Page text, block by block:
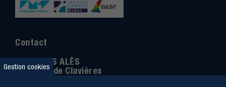
Contact
IMT MINES ALÈS
6 Avenue de Clavières
Gestion cookies